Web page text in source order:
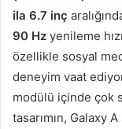
ila 6.7 inç
90 Hz yenileme
özellikle sosyal
deneyim vaat
modülü içinde çok
tasarımın, Galaxy